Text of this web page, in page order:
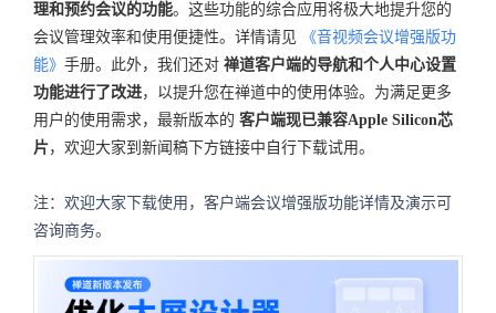
理和预约会议的功能。这些功能的综合应用将极大地提升您的
会议管理效率和使用便捷性。详情请见
《音视频会议增强版功
能》 手册。此外，我们还对 禅道客户端的导航和个人中心设置
功能进行了改进，以提升您在禅道中的使用体验。为满足更多
用户的使用需求，最新版本的 客户端现已兼容Apple Silicon芯
片，欢迎大家到新闻稿下方链接中自行下载试用。
注：欢迎大家下载使用，客户端会议增强版功能详情及演示可
咨询商务。